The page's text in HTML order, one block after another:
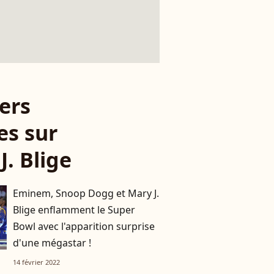
sur
Blige
Eminem, Snoop Dogg et Mary J.
Blige enflamment le Super
Bowl avec l'apparition surprise
d'une mégastar !
14 février 2022